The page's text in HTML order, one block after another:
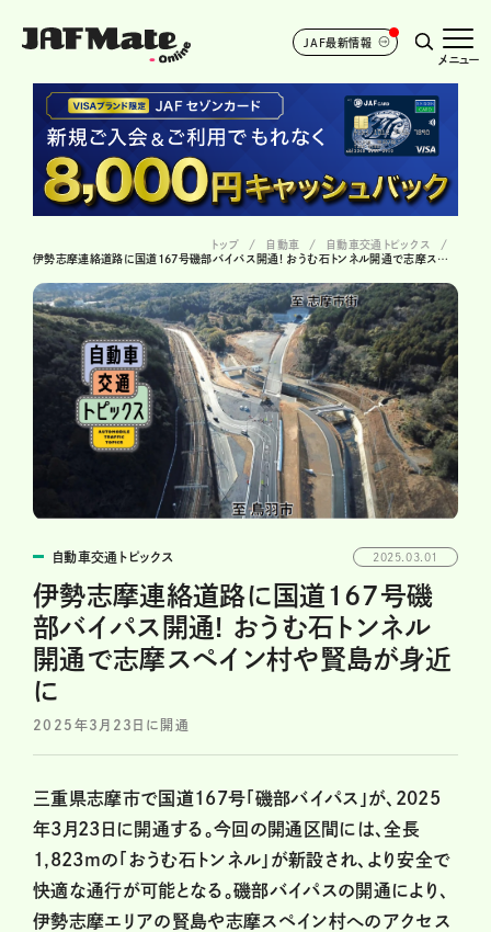
JAF最新情報
メニュー
トップ 自動車
自動車交通トピックス
伊勢志摩連絡道路に国道167号磯部バイパス開通! おうむ石トンネル開通で志摩スペイン村や賢島が身近に
自動車交通トピックス 2025.03.01
伊勢志摩連絡道路に国道167号磯
部バイパス開通! おうむ石トンネル
開通で志摩スペイン村や賢島が身近
に
2025年3月23日に開通
三重県志摩市で国道167号「磯部バイパス」が、2025
年3月23日に開通する。今回の開通区間には、全長
1,823mの「おうむ石トンネル」が新設され、より安全で
快適な通行が可能となる。磯部バイパスの開通により、
伊勢志摩エリアの賢島や志摩スペイン村へのアクセス